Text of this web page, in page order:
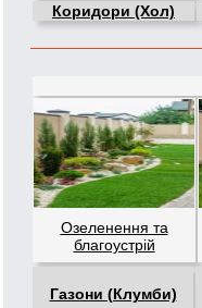
Коридори (Хол)
Озеленення та
благоустрій
Газони (Клумби)